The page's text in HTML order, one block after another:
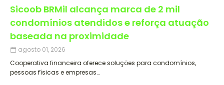
Sicoob BRMil alcança marca de 2 mil
condomínios atendidos e reforça atuação
baseada na proximidade
agosto 01, 2026
Cooperativa financeira oferece soluções para condomínios,
pessoas físicas e empresas…